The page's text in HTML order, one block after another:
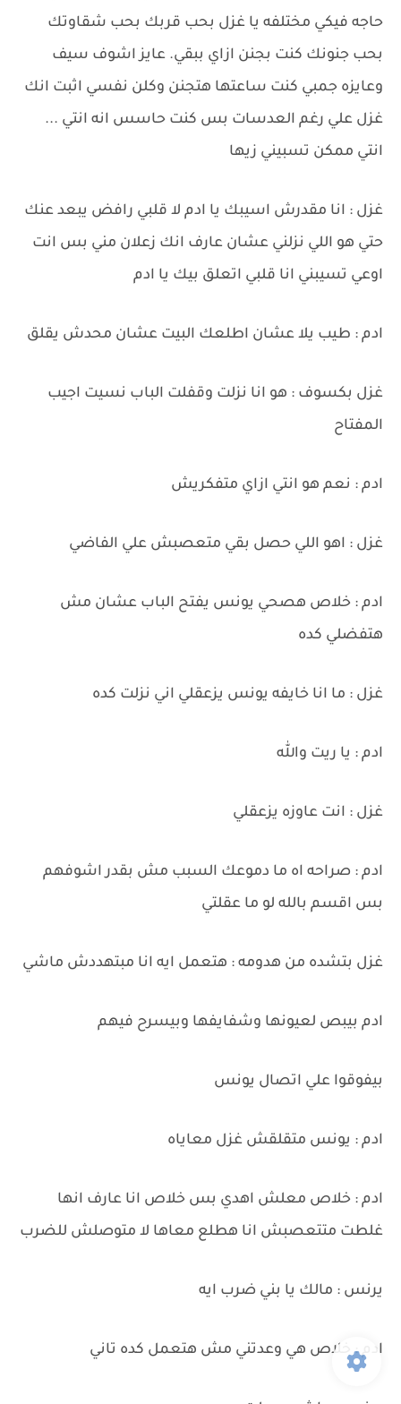
حاجه فيكي مختلفه يا غزل بحب قربك بحب شقاوتك
بحب جنونك كنت بجنن ازاي ببقي. عايز اشوف سيف
وعايزه جمبي كنت ساعتها هتجنن وكلن نفسي اثبت انك
غزل علي رغم العدسات بس كنت حاسس انه انتي ...
انتي ممكن تسبيني زيها
غزل : انا مقدرش اسيبك يا ادم لا قلبي رافض يبعد عنك
حتي هو اللي نزلني عشان عارف انك زعلان مني بس انت
اوعي تسيبني انا قلبي اتعلق بيك يا ادم
ادم : طيب يلا عشان اطلعك البيت عشان محدش يقلق
غزل بكسوف : هو انا نزلت وقفلت الباب نسيت اجيب
المفتاح
ادم : نعم هو انتي ازاي متفكريش
غزل : اهو اللي حصل بقي متعصبش علي الفاضي
ادم : خلاص هصحي يونس يفتح الباب عشان مش
هتفضلي كده
غزل : ما انا خايفه يونس يزعقلي اني نزلت كده
ادم : يا ريت والله
غزل : انت عاوزه يزعقلي
ادم : صراحه اه ما دموعك السبب مش بقدر اشوفهم
بس اقسم بالله لو ما عقلتي
غزل بتشده من هدومه : هتعمل ايه انا مبتهددش ماشي
ادم بيبص لعيونها وشفايفها وبيسرح فيهم
بيفوقوا علي اتصال يونس
ادم : يونس متقلقش غزل معاياه
ادم : خلاص معلش اهدي بس خلاص انا عارف انها
غلطت متتعصبش انا هطلع معاها لا متوصلش للضرب
يرنس : مالك يا بني ضرب ايه
ادم : خلاص هي وعدتني مش هتعمل كده تاني